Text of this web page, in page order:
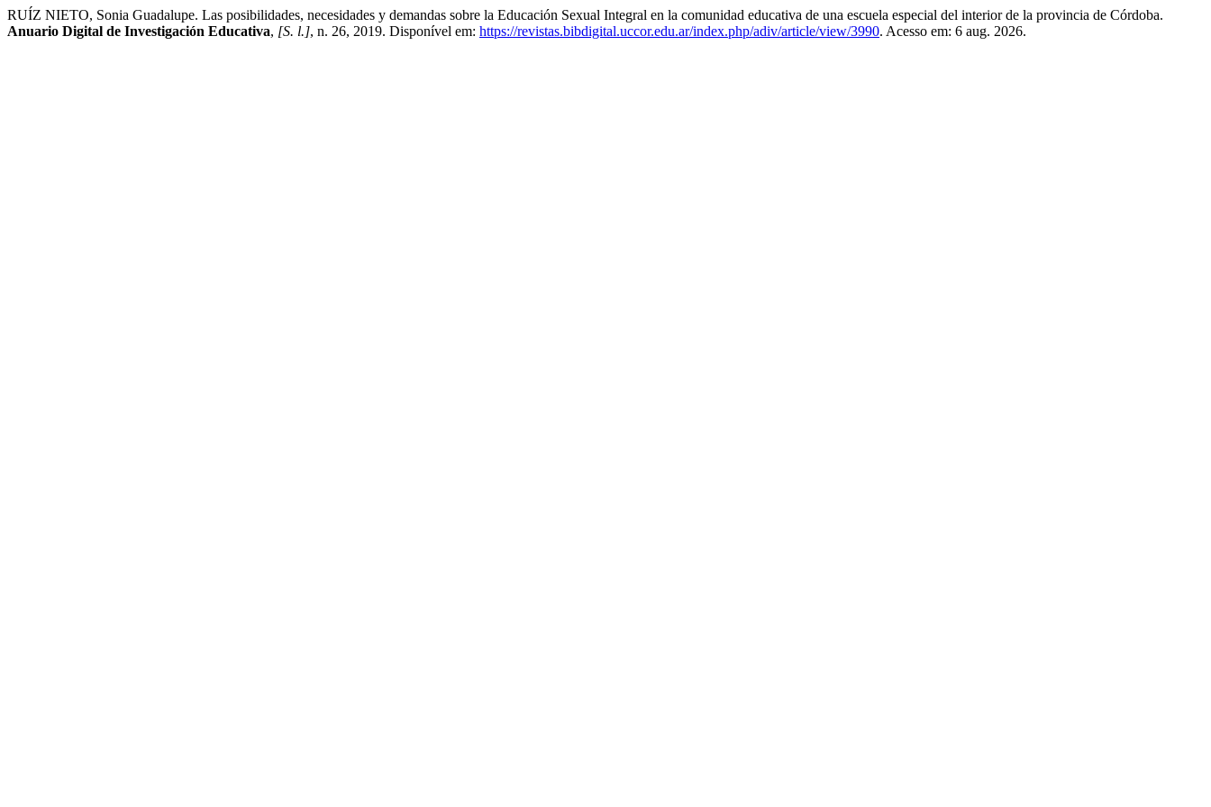
RUÍZ NIETO, Sonia Guadalupe. Las posibilidades, necesidades y demandas sobre la Educación Sexual Integral en la comunidad educativa de una escuela especial del interior de la provincia de Córdoba.
Anuario Digital de Investigación Educativa, [S. l.], n. 26, 2019. Disponível em: https://revistas.bibdigital.uccor.edu.ar/index.php/adiv/article/view/3990. Acesso em: 6 aug. 2026.